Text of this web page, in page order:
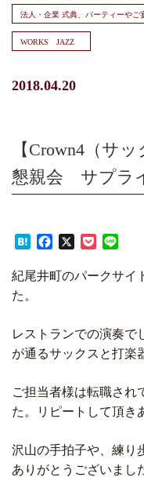
法人・企業 式典、パーティーやご
WORKS JAZZ
2018.04.20
【Crown4（サ
懇親会 サプラ
HatenaFacebook
X Pocket
紀尾井町のパークサイ
た。
レストランでの演奏で
が通るサックスと打楽
ご担当者様は転職され
た。リピートして頂き
沢山の手拍子や、練り
ありがとうございまし